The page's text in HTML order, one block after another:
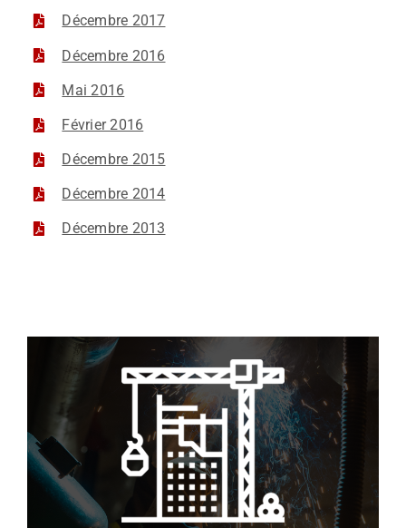
Décembre 2017
Décembre 2016
Mai 2016
Février 2016
Décembre 2015
Décembre 2014
Décembre 2013